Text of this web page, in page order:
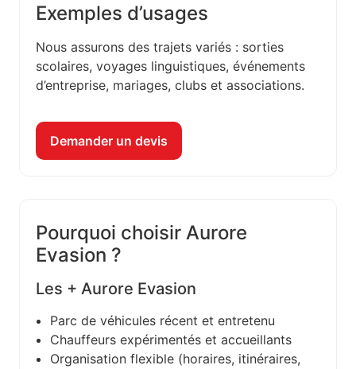
Exemples d’usages
Nous assurons des trajets variés : sorties
scolaires, voyages linguistiques, événements
d’entreprise, mariages, clubs et associations.
Demander un devis
Pourquoi choisir Aurore
Evasion ?
Les + Aurore Evasion
Parc de véhicules récent et entretenu
Chauffeurs expérimentés et accueillants
Organisation flexible (horaires, itinéraires,